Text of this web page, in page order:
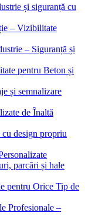
și siguranță cu
– Vizibilitate
– Siguranță și
pentru Beton și
și semnalizare
de Înaltă
design propriu
parcări și hale
pentru Orice Tip de
Profesionale –